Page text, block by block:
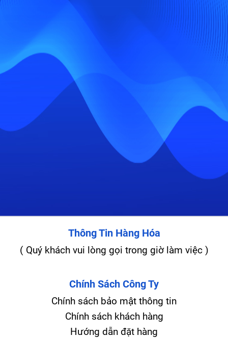
Thông Tin Hàng Hóa
( Quý khách vui lòng gọi trong giờ làm việc )
Chính Sách Công Ty
Chính sách bảo mật thông tin
Chính sách khách hàng
Hướng dẫn đặt hàng